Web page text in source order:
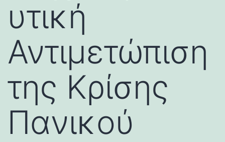
υτική
Αντιμετώπιση
της Κρίσης
Πανικού